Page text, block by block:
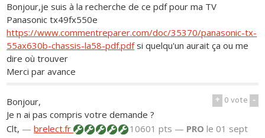
Bonjour,je suis à la recherche de ce pdf pour ma TV
Panasonic tx49fx550e
https://www.commentreparer.com/doc/35370/panasonic-tx-
55ax630b-chassis-la58-pdf.pdfsi quelqu'un aurait ça ou me
dire où trouver
Merci par avance
+ 0vote -
Bonjour,
Je n ai pas compris votre demande ?
Clt, —brelect.fr 10601 pts — PRO le 01 sept